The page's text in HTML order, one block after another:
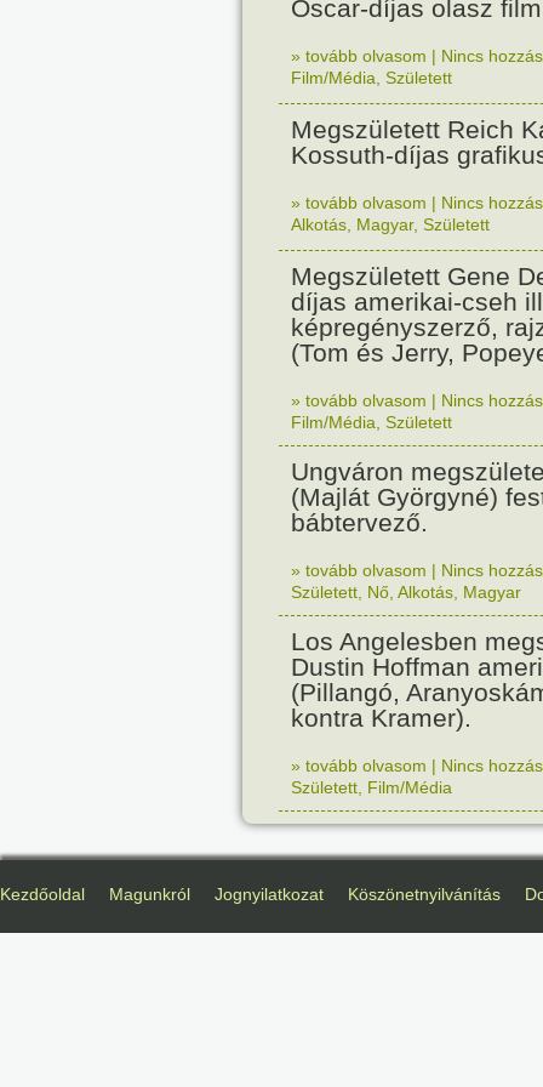
Oscar-díjas olasz
» tovább olvasom | Nincs
Film/Média Született
Megszületett Reich
Kossuth-díjas
» tovább olvasom | Nincs
Alkotás Magyar, Született
Megszületett Gene
díjas amerikai-cseh
képregényszerző,
(Tom és Jerry,
» tovább olvasom | Nincs
Film/Média Született
Ungváron
(Majlát Györgyné)
bábtervező.
» tovább olvasom | Nincs
Született Nő Alkotás Magyar
Los Angelesben
Dustin Hoffman
(Pillangó,
kontra Kramer).
» tovább olvasom | Nincs
Született Film/Média
Kezdőoldal Magunkról Jognyilatkozat Köszönetnyilvánítás